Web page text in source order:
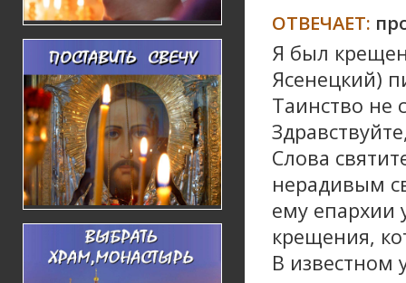
ОТВЕЧАЕТ:
Я был
Ясенецкий)
Таинство не
Слова
нерадивым
ему епархии
крещения,
В известном